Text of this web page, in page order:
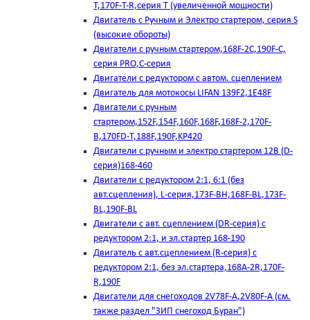
T,170F-T-R,серия Т (увеличенной мощности)
Двигатель с Ручным и Электро стартером, серия S
(высокие обороты)
Двигатели с ручным стартером,168F-2C,190F-C,
серия PRO,C-серия
Двигатели с редуктором с автом. сцеплением
Двигатель для мотокосы LIFAN 139F2,1E48F
Двигатели с ручным
стартером,152F,154F,160F,168F,168F-2,170F-
B,170FD-T,188F,190F,KP420
Двигатели с ручным и электро стартером 12В (D-
серия)168-460
Двигатели с редуктором 2:1, 6:1 (без
авт.сцепления), L-серия,173F-BH,168F-BL,173F-
BL,190F-BL
Двигатели с авт. сцеплением (DR-серия) с
редуктором 2:1, и эл.стартер 168-190
Двигатель с авт.сцеплением (R-серия) с
редуктором 2:1, без эл.стартера,168А-2R,170F-
R,190F
Двигатели для снегоходов 2V78F-A,2V80F-A (см.
также раздел "ЗИП снегоход Буран")